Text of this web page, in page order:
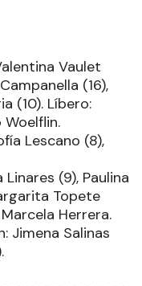
Vaulet
(16),
(10). Líbero:
Lescano (8),
(9), Paulina
Topete
Herrera.
Jimena Salinas